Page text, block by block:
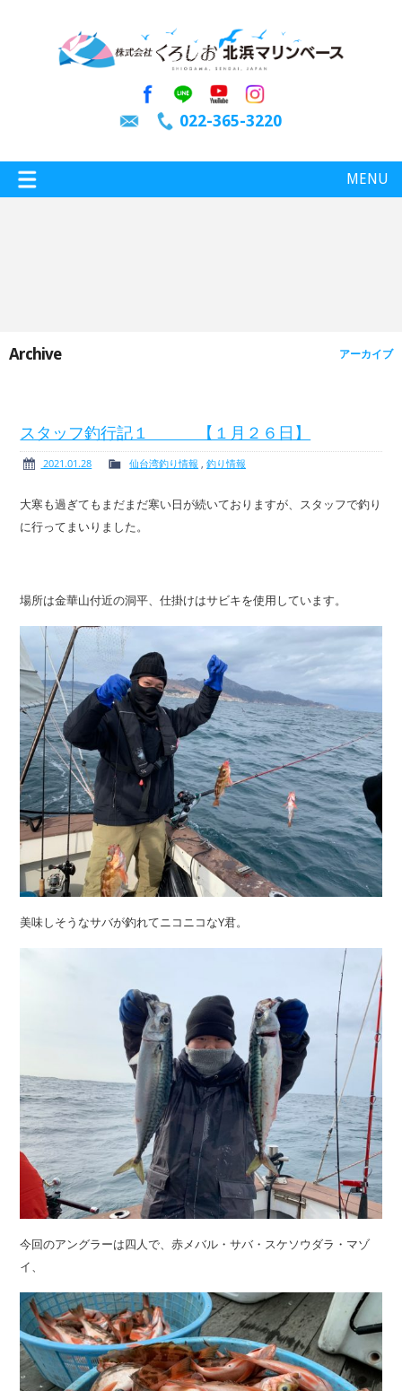
022-365-3220
MENU
サービス案内
新艇・展示艇情報 中古艇情報
求人情報 会社概要
Archive アーカイブ
スタッフ釣行記１ 【１月２６日】
2021.01.28 仙台湾釣り情報 ,釣り情報
大寒も過ぎてもまだまだ寒い日が続いておりますが、スタッフで釣り
に行ってまいりました。
場所は金華山付近の洞平、仕掛けはサビキを使用しています。
美味しそうなサバが釣れてニコニコなY君。
今回のアングラーは四人で、赤メバル・サバ・スケソウダラ・マゾ
イ、